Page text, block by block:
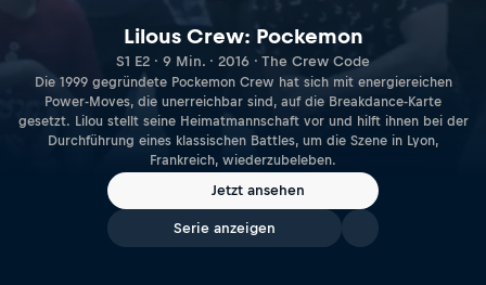
Lilous Crew: Pockemon
S1 E2 · 9 Min. · 2016 · The Crew Code
Die 1999 gegründete Pockemon Crew hat sich mit energiereichen
Power-Moves, die unerreichbar sind, auf die Breakdance-Karte
gesetzt. Lilou stellt seine Heimatmannschaft vor und hilft ihnen bei der
Durchführung eines klassischen Battles, um die Szene in Lyon,
Frankreich, wiederzubeleben.
Jetzt ansehen
Serie anzeigen